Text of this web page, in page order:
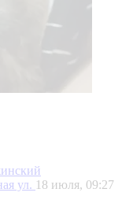
ул. 18 июля, 09:27